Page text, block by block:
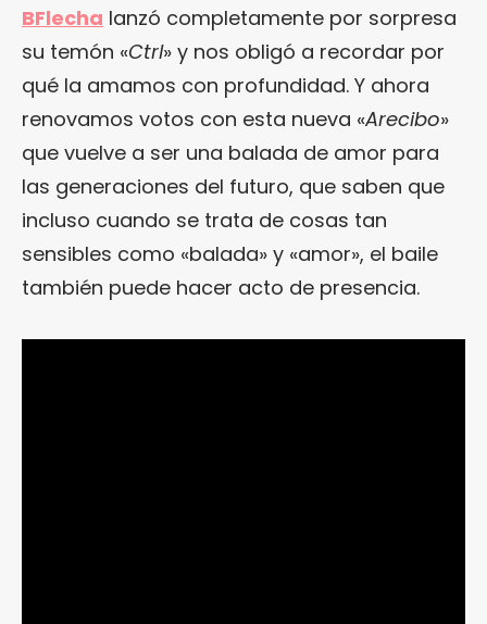
BFlecha lanzó completamente por sorpresa
su temón «Ctrl» y nos obligó a recordar por
qué la amamos con profundidad. Y ahora
renovamos votos con esta nueva «Arecibo»
que vuelve a ser una balada de amor para
las generaciones del futuro, que saben que
incluso cuando se trata de cosas tan
sensibles como «balada» y «amor», el baile
también puede hacer acto de presencia.